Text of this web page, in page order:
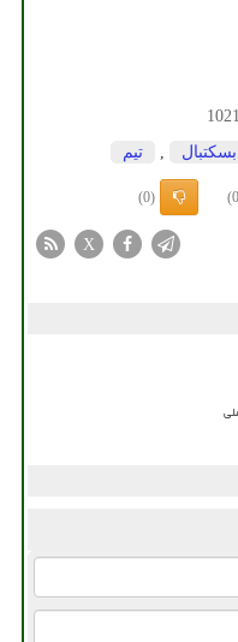
1021
بسكتبال تیم
(0)
X